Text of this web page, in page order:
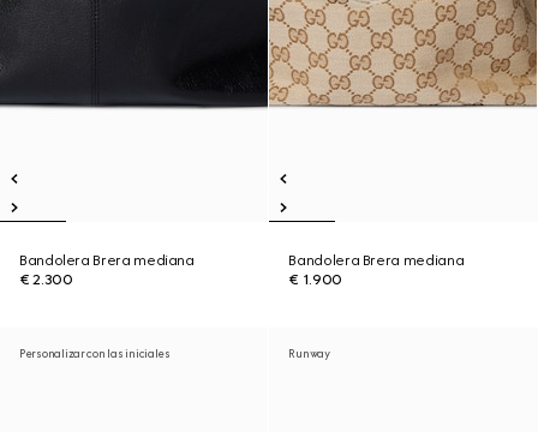
Bandolera Brera mediana
€ 2.300
Bandolera Brera mediana
€ 1.900
Personalizar con las iniciales Runway